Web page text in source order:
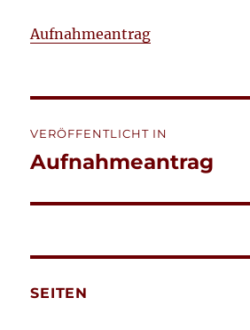
Aufnahmeantrag
VERÖFFENTLICHT IN
Aufnahmeantrag
SEITEN